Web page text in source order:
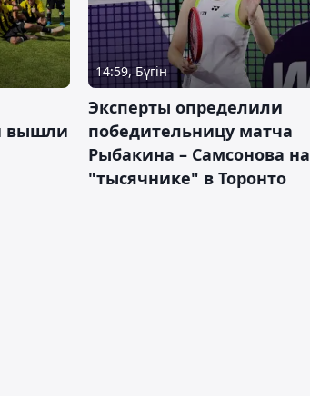
вышли
14:59, Бүгін
Эксперты определили
победительницу матча
Рыбакина – Самсонова на
"тысячнике" в Торонто